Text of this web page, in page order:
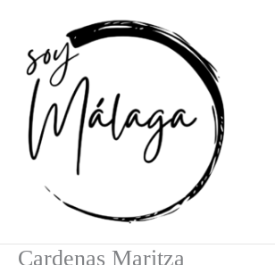
contenido
Cardenas Maritza